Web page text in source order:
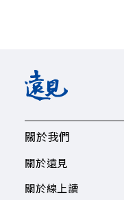
關於我們
關於遠見
關於線上讀